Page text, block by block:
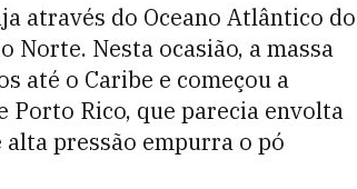
através do Oceano Atlântico do
Nesta ocasião, a massa
até o Caribe e começou a
Porto Rico, que parecia envolta
alta pressão empurra o pó